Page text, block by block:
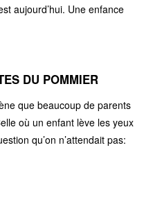
aujourd’hui. Une enfance
DU POMMIER
que beaucoup de parents
où un enfant lève les yeux
qu’on n’attendait pas: